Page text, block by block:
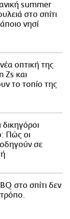
summer
στο σπίτι
νησί
οπτική της
Zs και
το τοπίο της
Πώς οι
σε
στο σπίτι δεν